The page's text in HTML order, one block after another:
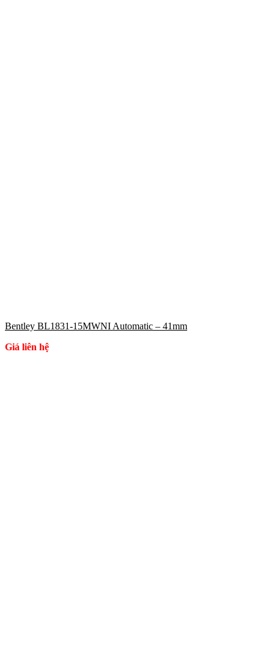
Bentley BL1831-15MWNI Automatic – 41mm
Giá liên hệ